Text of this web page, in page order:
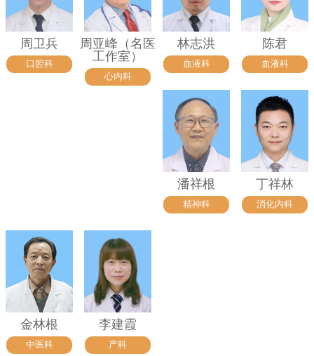
周卫兵
口腔科
周亚峰（名医
工作室）
心内科
林志洪
血液科
陈君
血液科
潘祥根
精神科
丁祥林
消化内科
金林根
中医科
李建霞
产科